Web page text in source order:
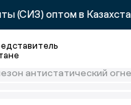
(СИЗ) оптом в
антистатический